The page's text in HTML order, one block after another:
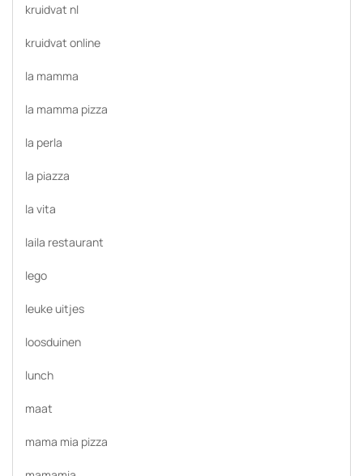
kruidvat nl
kruidvat online
la mamma
la mamma pizza
la perla
la piazza
la vita
laila restaurant
lego
leuke uitjes
loosduinen
lunch
maat
mama mia pizza